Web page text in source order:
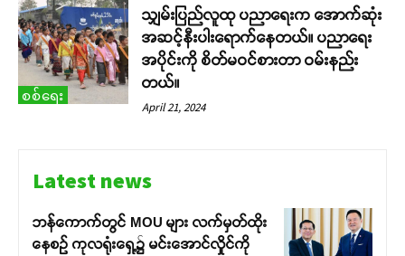
စစ်ရေး
သျှမ်းပြည်လူထု ပညာရေးက အောက်ဆုံး
အဆင့်နီးပါးရောက်နေတယ်။ ပညာရေး
အပိုင်းကို စိတ်မဝင်စားတာ ဝမ်းနည်း
တယ်။
April 21, 2024
Latest news
ဘန်ကောက်တွင် MOU များ လက်မှတ်ထိုး
နေစဉ် ကုလရုံးရှေ့၌ မင်းအောင်လှိုင်ကို